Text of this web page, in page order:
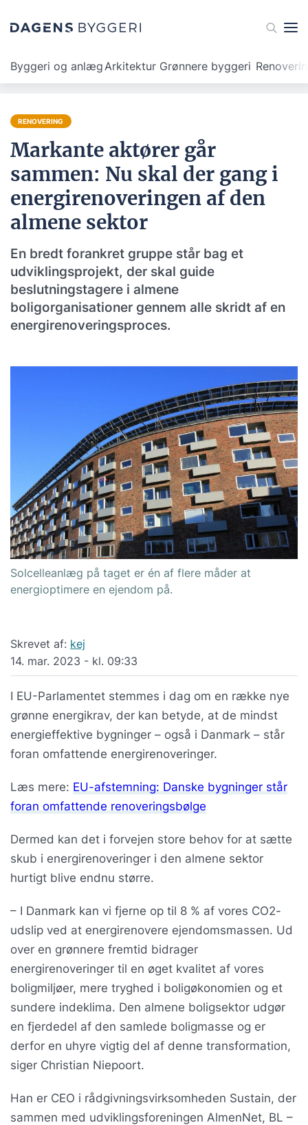
Byggeri og anlægArkitektur Grønnere byggeri
RENOVERING
Markante aktører går
sammen: Nu skal der gang i
energirenoveringen af den
almene sektor
En bredt forankret gruppe står bag et
udviklingsprojekt, der skal guide
beslutningstagere i almene
boligorganisationer gennem alle skridt af en
energirenoveringsproces.
Solcelleanlæg på taget er én af flere måder at
energioptimere en ejendom på.
Skrevet af: kej
14. mar. 2023 - kl. 09:33
I EU-Parlamentet stemmes i dag om en række nye
grønne energikrav, der kan betyde, at de mindst
energieffektive bygninger – også i Danmark – står
foran omfattende energirenoveringer.
Læs mere: EU-afstemning: Danske bygninger står
foran omfattende renoveringsbølge
Dermed kan det i forvejen store behov for at sætte
skub i energirenoveringer i den almene sektor
hurtigt blive endnu større.
– I Danmark kan vi fjerne op til 8 % af vores CO2-
udslip ved at energirenovere ejendomsmassen. Ud
over en grønnere fremtid bidrager
energirenoveringer til en øget kvalitet af vores
boligmiljøer, mere tryghed i boligøkonomien og et
sundere indeklima. Den almene boligsektor udgør
en fjerdedel af den samlede boligmasse og er
derfor en uhyre vigtig del af denne transformation,
siger Christian Niepoort.
Han er CEO i rådgivningsvirksomheden Sustain, der
sammen med udviklingsforeningen AlmenNet, BL –